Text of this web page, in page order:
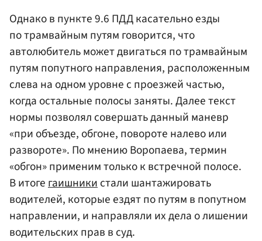
Однако в пункте 9.6 ПДД касательно езды
по трамвайным путям говорится, что
автолюбитель может двигаться по трамвайным
путям попутного направления, расположенным
слева на одном уровне с проезжей частью,
когда остальные полосы заняты. Далее текст
нормы позволял совершать данный маневр
«при объезде, обгоне, повороте налево или
развороте». По мнению Воропаева, термин
«обгон» применим только к встречной полосе.
В итогегаишникистали шантажировать
водителей, которые ездят по путям в попутном
направлении, и направляли их дела о лишении
водительских прав в суд.